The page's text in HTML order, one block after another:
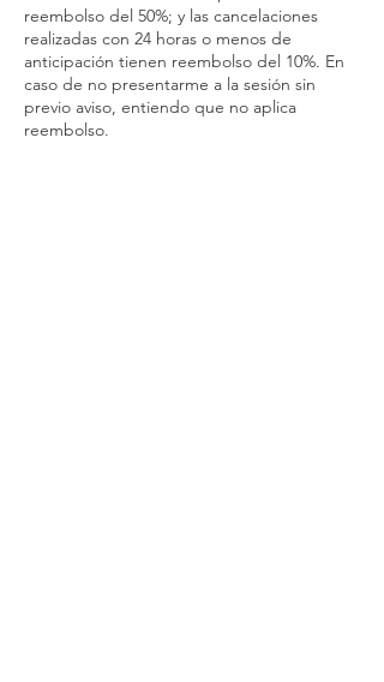
reembolso del 50%; y las cancelaciones
realizadas con 24 horas o menos de
anticipación tienen reembolso del 10%. En
caso de no presentarme a la sesión sin
previo aviso, entiendo que no aplica
reembolso.